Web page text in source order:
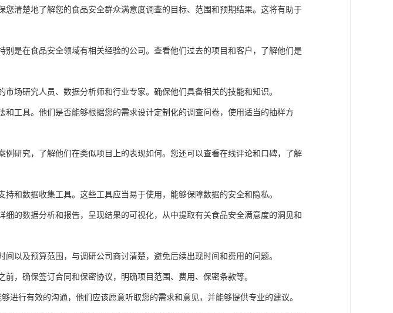
您清楚地了解您的食品安全群众满意度调查的目标、范围和预期结果。这将有助于
别是在食品安全领域有相关经验的公司。查看他们过去的项目和客户，了解他们是
市场研究人员、数据分析师和行业专家。确保他们具备相关的技能和知识。
和工具。他们是否能够根据您的需求设计定制化的调查问卷，使用适当的抽样方
例研究，了解他们在类似项目上的表现如何。您还可以查看在线评论和口碑，了解
持和数据收集工具。这些工具应当易于使用，能够保障数据的安全和隐私。
细的数据分析和报告，呈现结果的可视化，从中提取有关食品安全满意度的洞见和
间以及预算范围，与调研公司 商讨清楚，避免后续出现时间和费用的问题。
前，确保签订合同和保密协议，明确项目范围、费用、保密条款等。
够进行有效的沟通，他们应该愿意听取您的需求和意见，并能够提供专业的建议。